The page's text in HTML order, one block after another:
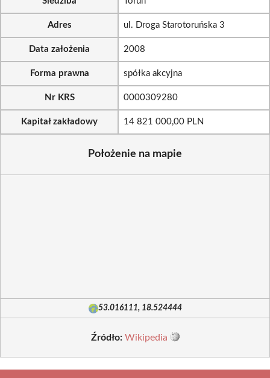
Adres ul. Droga Starotoruńska 3
Data założenia 2008
Forma prawna spółka akcyjna
Nr KRS 0000309280
Kapitał zakładowy 14 821 000,00 PLN
Położenie na mapie
53.016111, 18.524444
Źródło: Wikipedia